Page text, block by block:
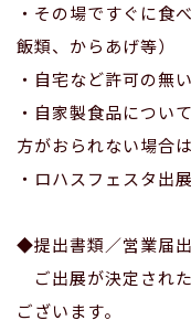
・その場ですぐに食
飯類、からあげ等）
・自宅など許可の無
・自家製食品につい
方がおられない場合
・ロハスフェスタ出
◆提出書類／営業届
ご出展が決定され
ございます。